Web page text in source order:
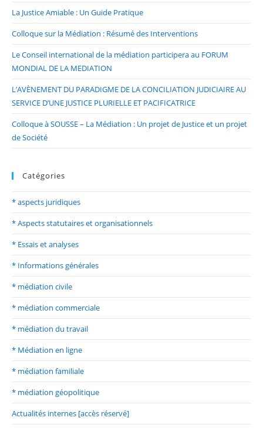
La Justice Amiable : Un Guide Pratique
Colloque sur la Médiation : Résumé des Interventions
Le Conseil international de la médiation participera au FORUM
MONDIAL DE LA MEDIATION
L’AVÈNEMENT DU PARADIGME DE LA CONCILIATION JUDICIAIRE AU
SERVICE D’UNE JUSTICE PLURIELLE ET PACIFICATRICE
Colloque à SOUSSE – La Médiation : Un projet de Justice et un projet
de Société
Catégories
* aspects juridiques
* Aspects statutaires et organisationnels
* Essais et analyses
* Informations générales
* médiation civile
* médiation commerciale
* médiation du travail
* Médiation en ligne
* médiation familiale
* médiation géopolitique
Actualités internes [accès réservé]